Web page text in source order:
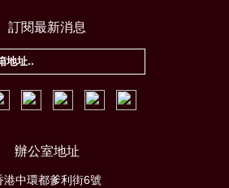
訂閱最新消息
辦公室地址
港中環都爹利街6號